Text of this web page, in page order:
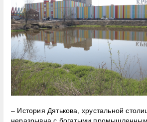
– История Дятькова, хрустальной